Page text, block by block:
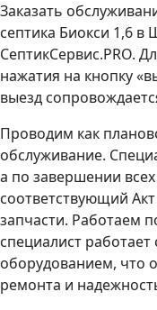
Заказать
септика Биокси 1,6
СептикСервис.PRO.
нажатия на кнопку
выезд
Проводим как
обслуживание.
а по завершении
соответствующий
запчасти. Работаем
специалист
оборудованием, что
ремонта и